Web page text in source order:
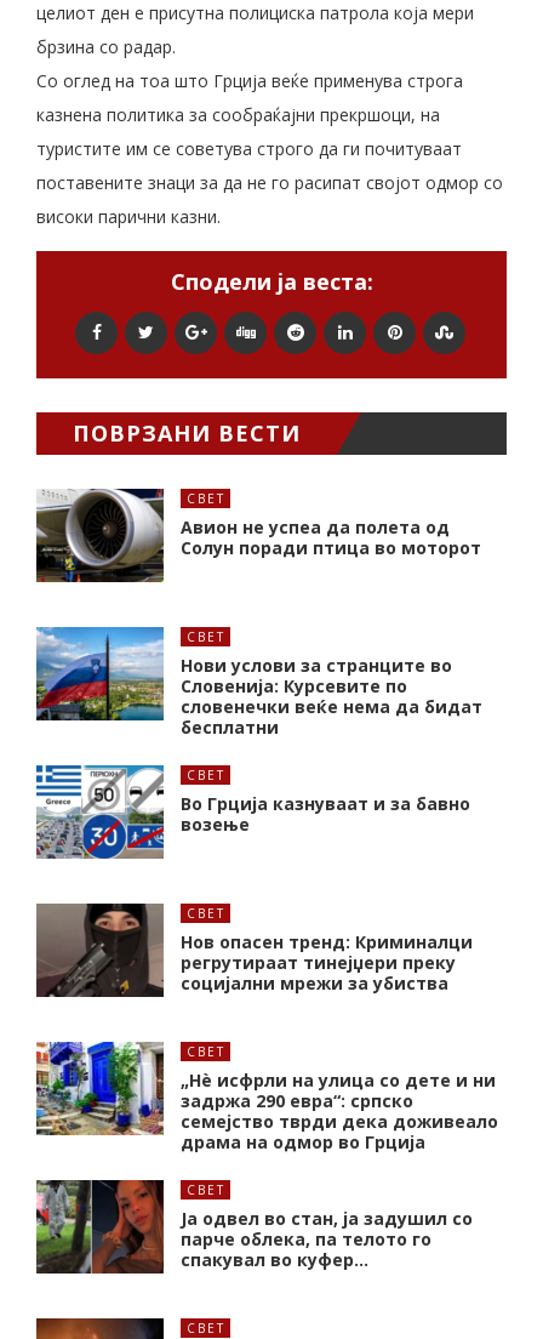
целиот ден е присутна полициска патрола која мери
брзина со радар.
Со оглед на тоа што Грција веќе применува строга
казнена политика за сообраќајни прекршоци, на
туристите им се советува строго да ги почитуваат
поставените знаци за да не го расипат својот одмор со
високи парични казни.
Сподели ја веста:
ПОВРЗАНИ ВЕСТИ
СВЕТ
Авион не успеа да полета од
Солун поради птица во моторот
СВЕТ
Нови услови за странците во
Словенија: Курсевите по
словенечки веќе нема да бидат
бесплатни
СВЕТ
Во Грција казнуваат и за бавно
возење
СВЕТ
Нов опасен тренд: Криминалци
регрутираат тинејџери преку
социјални мрежи за убиства
СВЕТ
„Нѐ исфрли на улица со дете и ни
задржа 290 евра“: српско
семејство тврди дека доживеало
драма на одмор во Грција
СВЕТ
Ја одвел во стан, ја задушил со
парче облека, па телото го
спакувал во куфер…
СВЕТ